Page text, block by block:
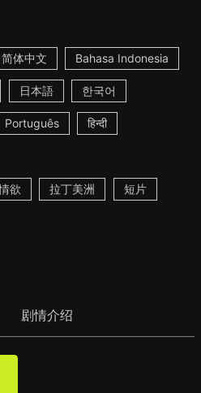
简体中文 Bahasa Indonesia
日本語 한국어
Português हिन्दी
欲 拉丁美洲 短片
剧情介绍